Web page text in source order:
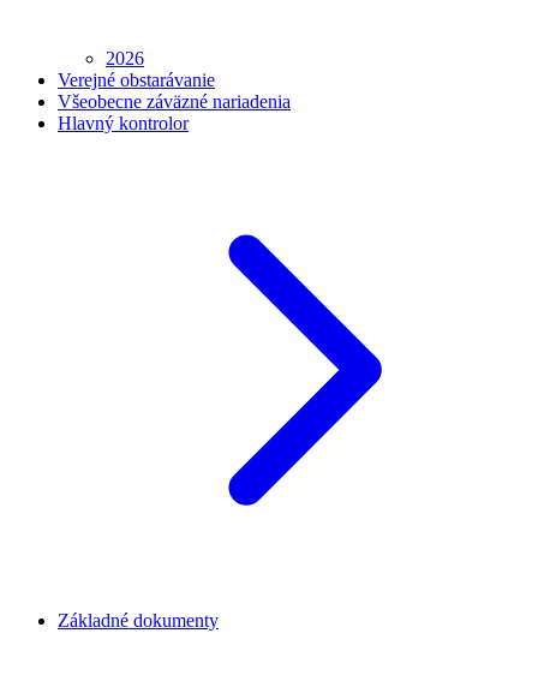
2026
Verejné obstarávanie
Všeobecne záväzné nariadenia
Hlavný kontrolor
Základné dokumenty